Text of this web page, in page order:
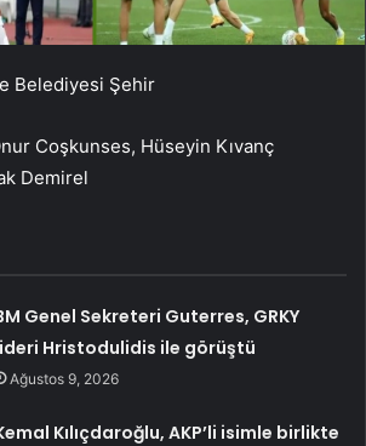
Belediyesi Şehir
Coşkunses, Hüseyin Kıvanç
Demirel
Genel Sekreteri Guterres, GRKY
Hristodulidis ile görüştü
Ağustos 9, 2026
Kılıçdaroğlu, AKP’li isimle birlikte